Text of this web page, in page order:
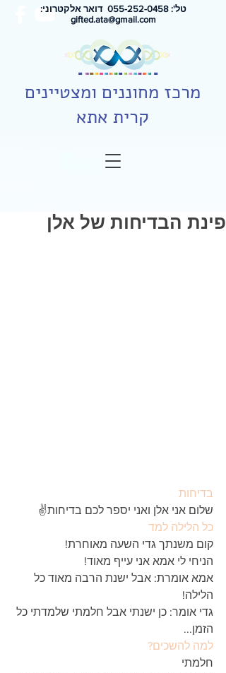
טל': 0 55-252-0458
דואר אלקטרוני:
gifted.ata@gmail.com
מרכז מחוננים ומצטיינים
קרית אתא
פינת הבדיחות של אלן
בדיחות
שלום אני אלן ואני יספר לכם בדיחות✌
כל הלילה למד
קום משנתך גדי השעה מאוחרת!
הניחי לי אמא אני עייף מאוד!
אמא אומרת: אבל ישנת הרבה מאוד כל
הלילה!
גדי אומר: כן ישנתי אבל חלמתי שלמדתי כל
הזמן...
למה להשכים?
חלמתי